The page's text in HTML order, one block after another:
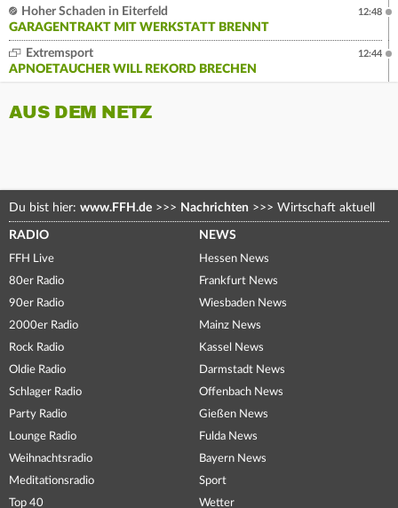
Hoher Schaden in Eiterfeld
GARAGENTRAKT MIT WERKSTATT BRENNT
12:48
Extremsport
APNOETAUCHER WILL REKORD BRECHEN
12:44
AUS DEM NETZ
Du bist hier: www.FFH.de >>> Nachrichten >>> Wirtschaft aktuell
RADIO
FFH Live
80er Radio
90er Radio
2000er Radio
Rock Radio
Oldie Radio
Schlager Radio
Party Radio
Lounge Radio
Weihnachtsradio
Meditationsradio
Top 40
NEWS
Hessen News
Frankfurt News
Wiesbaden News
Mainz News
Kassel News
Darmstadt News
Offenbach News
Gießen News
Fulda News
Bayern News
Sport
Wetter